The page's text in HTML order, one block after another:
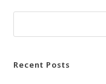
Recent Posts